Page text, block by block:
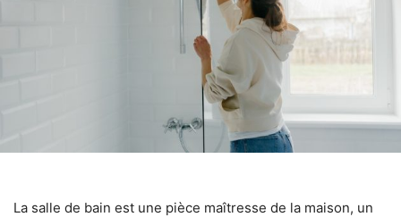
La salle de bain est une pièce maîtresse de la maison, un